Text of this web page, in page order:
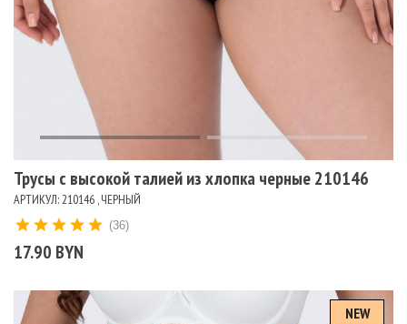
Трусы с высокой талией из хлопка черные 210146
АРТИКУЛ: 210146 , ЧЕРНЫЙ
17.90 BYN
(36)
NEW